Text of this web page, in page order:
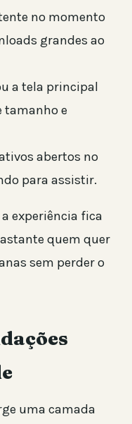
no momento
grandes ao
a tela principal
tamanho e
abertos no
para assistir.
experiência fica
quem quer
sem perder o
uma camada